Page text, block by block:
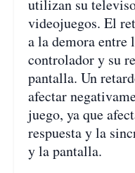
utilizan su
videojuegos. El
a la demora entre
controlador y su
pantalla. Un
afectar
juego, ya que
respuesta y la
y la pantalla.